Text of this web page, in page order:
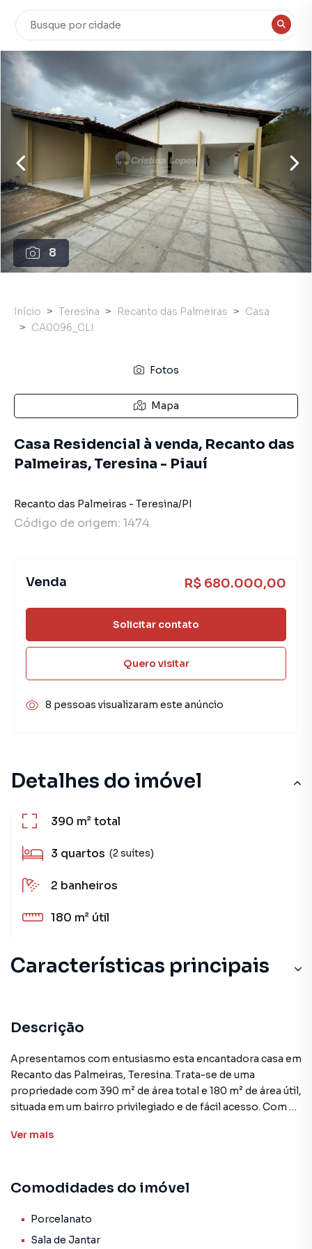
8
Detalhes do imóvel
390 m²total
3 quartos (2 suítes)
2 banheiros
180 m² útil
Características principais
Descrição
Apresentamos com entusiasmo esta encantadora casa em
Recanto das Palmeiras, Teresina. Trata-se de uma
propriedade com 390 m² de área total e 180 m² de área útil,
situada em um bairro privilegiado e de fácil acesso. Com 3
sonho de muitas famílias.
incluindo sala de estar, sala de jantar, copa, cozinha,
conservação e com acabamentos de alta qualidade, como
piso em porcelanato. Os armários embutidos na cozinha e
Ver mais
Comodidades do imóvel
Porcelanato
Sala de Jantar
Início Teresina Recanto das Palmeiras
Casa
CA0096_CLI
Fotos
Mapa
Casa Residencial à venda, Recanto das
Palmeiras, Teresina - Piauí
Recanto das Palmeiras - Teresina/PI
Código de origem: 1474
Venda R$ 680.000,00
Solicitar contato
Quero visitar
8 pessoas visualizaram este anúncio